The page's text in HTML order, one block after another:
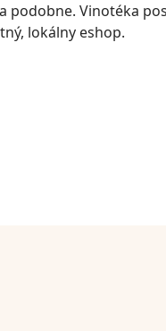
podobne. Vinotéka
lokálny eshop.